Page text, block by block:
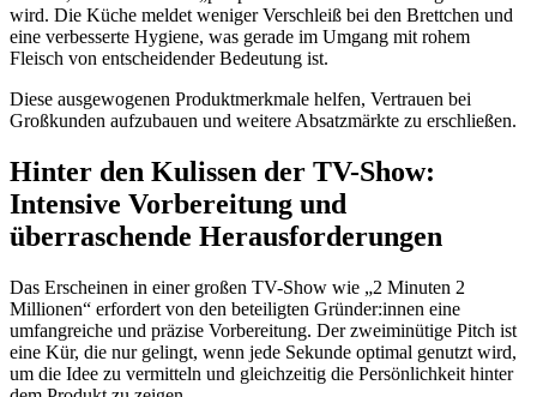
wird. Die Küche meldet weniger Verschleiß bei den Brettchen und
eine verbesserte Hygiene, was gerade im Umgang mit rohem
Fleisch von entscheidender Bedeutung ist.
Diese ausgewogenen Produktmerkmale helfen, Vertrauen bei
Großkunden aufzubauen und weitere Absatzmärkte zu erschließen.
Hinter den Kulissen der TV-Show:
Intensive Vorbereitung und
überraschende Herausforderungen
Das Erscheinen in einer großen TV-Show wie „2 Minuten 2
Millionen“ erfordert von den beteiligten Gründer:innen eine
umfangreiche und präzise Vorbereitung. Der zweiminütige Pitch ist
eine Kür, die nur gelingt, wenn jede Sekunde optimal genutzt wird,
um die Idee zu vermitteln und gleichzeitig die Persönlichkeit hinter